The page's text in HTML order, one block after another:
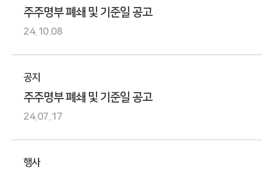
주주명부 폐쇄 및 기준일 공고
24.10.08
공지
주주명부 폐쇄 및 기준일 공고
24.07.17
행사